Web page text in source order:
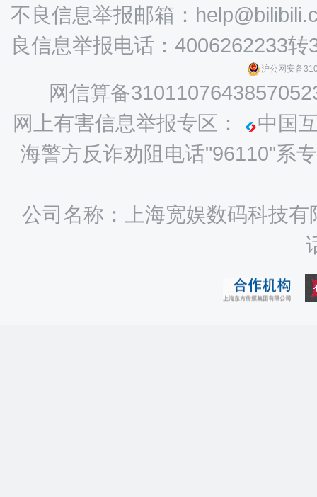
不良信息举报邮箱：
良信息举报电话：4006262233转
沪公网安备
网信算备
网上有害信息举报专区：
中国
海警方反诈劝阻电话"96110"系
公司名称：上海宽娱数码科技有